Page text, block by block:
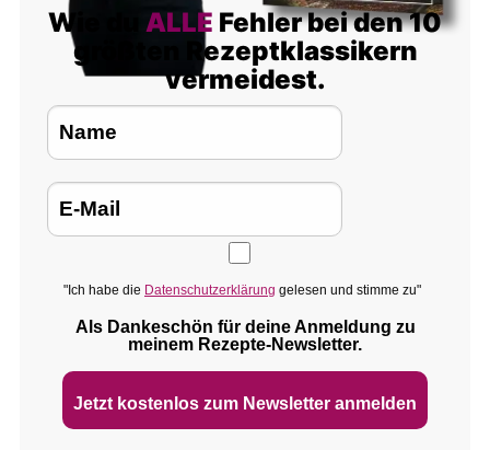
Wie du ALLE Fehler bei den 10
größten Rezeptklassikern
vermeidest.
"Ich habe die Datenschutzerklärung gelesen und stimme zu"
Als Dankeschön für deine Anmeldung zu
meinem Rezepte‑Newsletter.
Jetzt kostenlos zum Newsletter anmelden